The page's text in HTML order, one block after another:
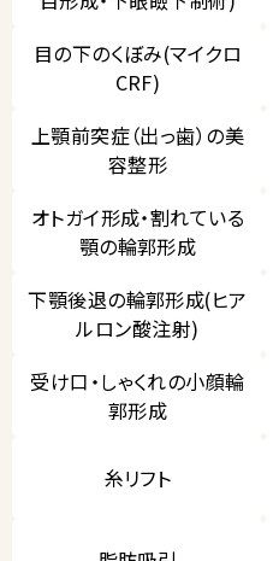
目の下のくぼみ(マイクロ
CRF)
上顎前突症（出っ歯）の美
容整形
オトガイ形成・割れている
顎の輪郭形成
下顎後退の輪郭形成(ヒア
ルロン酸注射)
受け口・しゃくれの小顔輪
郭形成
糸リフト